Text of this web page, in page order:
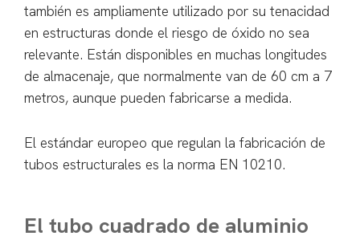
también es ampliamente utilizado por su tenacidad
en estructuras donde el riesgo de óxido no sea
relevante. Están disponibles en muchas longitudes
de almacenaje, que normalmente van de 60 cm a 7
metros, aunque pueden fabricarse a medida.
El estándar europeo que regulan la fabricación de
tubos estructurales es la norma EN 10210.
El tubo cuadrado de aluminio